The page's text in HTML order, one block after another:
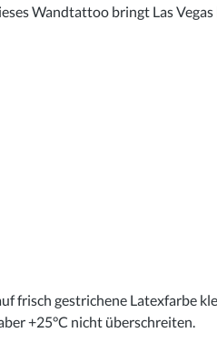
Wandtattoo bringt Las Vegas
frisch gestrichene Latexfarbe
+25°C nicht überschreiten.